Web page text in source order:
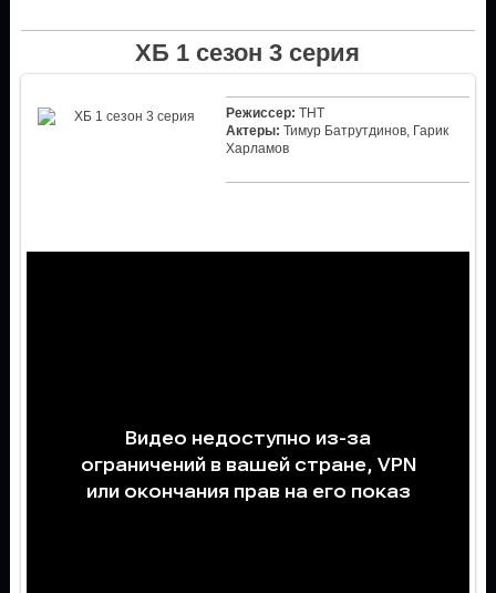
ХБ 1 сезон 3 серия
Режиссер: ТНТ
Актеры: Тимур Батрутдинов, Гарик
Харламов